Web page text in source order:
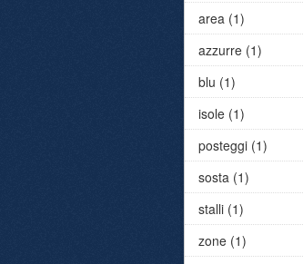
area (1)
azzurre (1)
blu (1)
isole (1)
posteggi (1)
sosta (1)
stalli (1)
zone (1)